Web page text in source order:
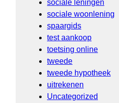
sociale leningen
sociale woonlening
spaargids
test aankoop
toetsing online
tweede
tweede hypotheek
uitrekenen
Uncategorized